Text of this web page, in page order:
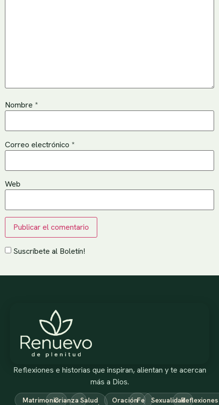
Nombre *
Correo electrónico *
Web
Suscríbete al Boletín!
Reflexiones e historias que inspiran, alientan y te acercan
más a Dios.
MatrimonioCrianza Salud OraciónFe SexualidadReflexiones